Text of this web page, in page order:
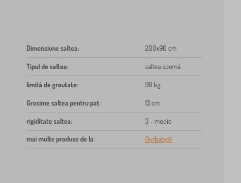
Dimensiune saltea: 200x90 cm
Tipul de saltea: saltea spumă
limită de greutate: 90 kg
Grosime saltea pentru pat: 13 cm
rigiditate saltea: 3 - medie
mai multe produse de la: Ourbaby®